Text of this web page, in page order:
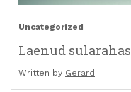
Uncategorized
Laenud sularahas
Written by Gerard